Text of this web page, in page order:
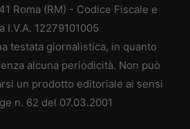
Roma (RM) - Codice Fiscale e
I.V.A. 12279101005
testata giornalistica, in quanto
alcuna periodicità. Non può
un prodotto editoriale ai sensi
n. 62 del 07.03.2001